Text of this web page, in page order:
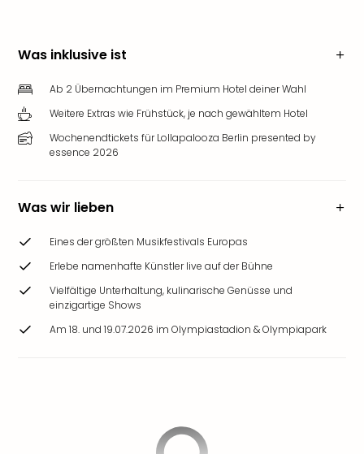
Was inklusive ist
Ab 2 Übernachtungen im Premium Hotel deiner Wahl
Weitere Extras wie Frühstück, je nach gewähltem Hotel
Wochenendtickets für Lollapalooza Berlin presented by
essence 2026
Was wir lieben
Eines der größten Musikfestivals Europas
Erlebe namenhafte Künstler live auf der Bühne
Vielfältige Unterhaltung, kulinarische Genüsse und
einzigartige Shows
Am 18. und 19.07.2026 im Olympiastadion & Olympiapark